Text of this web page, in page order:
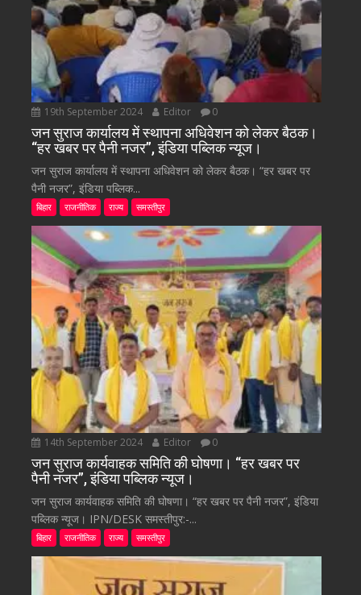
19th September 2024 Editor 0
जन सुराज कार्यालय में स्थापना अधिवेशन को लेकर बैठक।
“हर खबर पर पैनी नजर”, इंडिया पब्लिक न्यूज।
जन सुराज कार्यालय में स्थापना अधिवेशन को लेकर बैठक। “हर खबर पर
पैनी नजर”, इंडिया पब्लिक...
बिहार राजनीतिक राज्य समस्तीपुर
14th September 2024 Editor 0
जन सुराज कार्यवाहक समिति की घोषणा। “हर खबर पर
पैनी नजर”, इंडिया पब्लिक न्यूज।
जन सुराज कार्यवाहक समिति की घोषणा। “हर खबर पर पैनी नजर”, इंडिया
पब्लिक न्यूज। IPN/DESK समस्तीपुर:-...
बिहार राजनीतिक राज्य समस्तीपुर